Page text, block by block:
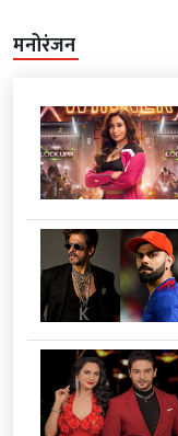
मनोरंजन